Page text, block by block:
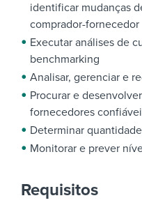
identificar mudanças
comprador-fornecedor
Executar análises de
benchmarking
Analisar, gerenciar e
Procurar e
fornecedores
Determinar
Monitorar e prever
Requisitos